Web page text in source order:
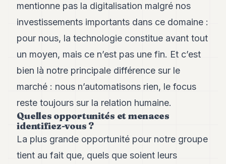
mentionne pas la digitalisation malgré nos
investissements importants dans ce domaine :
pour nous, la technologie constitue avant tout
un moyen, mais ce n’est pas une fin. Et c’est
bien là notre principale différence sur le
marché : nous n’automatisons rien, le focus
reste toujours sur la relation humaine.
Quelles opportunités et menaces
identifiez-vous ?
La plus grande opportunité pour notre groupe
tient au fait que, quels que soient leurs